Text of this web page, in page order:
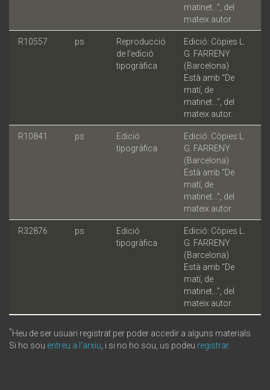
matinet...”, del
mateix autor.
R10557 ps
Reproducció
de l'edició
tipogràfica
Edició: Còpies L.
G. FARRENY
(Barcelona)
Està amb “De
matí, de
matinet...”, del
mateix autor.
R10841 ps
Edició
tipogràfica
Edició: Còpies L.
G. FARRENY
(Barcelona)
Està amb “De
matí, de
matinet...”, del
mateix autor.
R32876 ps
Edició
tipogràfica
Edició: Còpies L.
G. FARRENY
(Barcelona)
Està amb “De
matí, de
matinet...”, del
mateix autor.
*Heu de ser usuari registrat per poder accedir a alguns materials.
Si ho sou entreu a l'arxiu , i si no ho sou, us podeu registrar.